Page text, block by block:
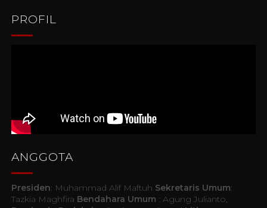
PROFIL
ANGGOTA
Presiden: Muhammad Alif Maftuh Sekretaris Umum:
Tazkia Maghfira Bendahara Umum : Agung Julianto,